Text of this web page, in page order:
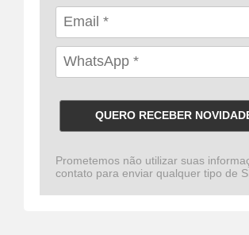
QUERO RECEBER
Prometemos não utilizar suas
contato para enviar qualquer tipo de